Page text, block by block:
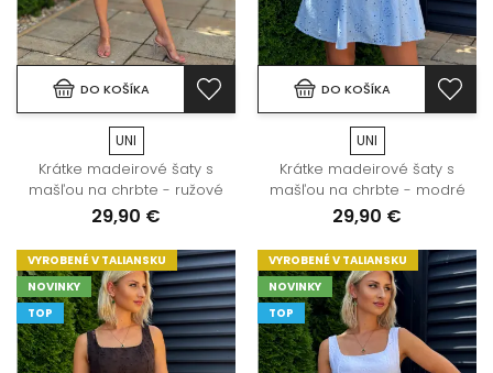
DO KOŠÍKA
UNI
Krátke madeirové šaty s
mašľou na chrbte - ružové
29,90 €
DO KOŠÍKA
UNI
Krátke madeirové šaty s
mašľou na chrbte - modré
29,90 €
VYROBENÉ V TALIANSKU
NOVINKY
TOP
VYROBENÉ V TALIANSKU
NOVINKY
TOP